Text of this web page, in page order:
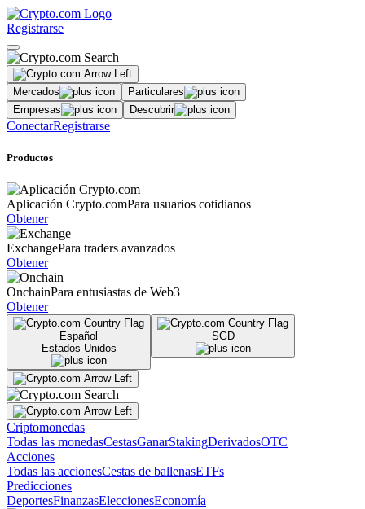
Registrarse
Mercados
Particulares
Empresas
Descubrir
ConectarRegistrarse
Productos
Aplicación Crypto.comPara usuarios cotidianos
Obtener
ExchangePara traders avanzados
Obtener
OnchainPara entusiastas de Web3
Obtener
Español
Estados Unidos
SGD
Criptomonedas
Todas las monedasCestasGanarStakingDerivadosOTC
Acciones
Todas las accionesCestas de ballenasETFs
Predicciones
DeportesFinanzasEleccionesEconomía